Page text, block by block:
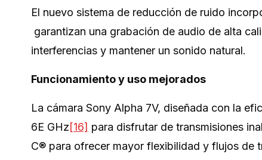
El nuevo sistema de reducción de ruido
garantizan una grabación de audio de alta
interferencias y mantener un sonido natural.
Funcionamiento y uso mejorados
La cámara Sony Alpha 7V, diseñada con la
6E GHz[16] para disfrutar de transmisiones
C® para ofrecer mayor flexibilidad y flujos de